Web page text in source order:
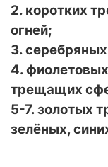
2. коротких
огней;
3.
4.
трещащих
5-7. золотых
зелёных,